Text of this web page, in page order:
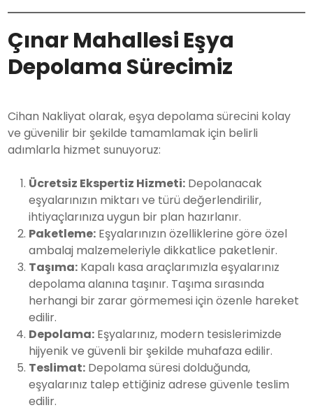
Çınar Mahallesi Eşya
Depolama Sürecimiz
Cihan Nakliyat olarak, eşya depolama sürecini kolay
ve güvenilir bir şekilde tamamlamak için belirli
adımlarla hizmet sunuyoruz:
Ücretsiz Ekspertiz Hizmeti: Depolanacak
eşyalarınızın miktarı ve türü değerlendirilir,
ihtiyaçlarınıza uygun bir plan hazırlanır.
Paketleme: Eşyalarınızın özelliklerine göre özel
ambalaj malzemeleriyle dikkatlice paketlenir.
Taşıma: Kapalı kasa araçlarımızla eşyalarınız
depolama alanına taşınır. Taşıma sırasında
herhangi bir zarar görmemesi için özenle hareket
edilir.
Depolama: Eşyalarınız, modern tesislerimizde
hijyenik ve güvenli bir şekilde muhafaza edilir.
Teslimat: Depolama süresi dolduğunda,
eşyalarınız talep ettiğiniz adrese güvenle teslim
edilir.